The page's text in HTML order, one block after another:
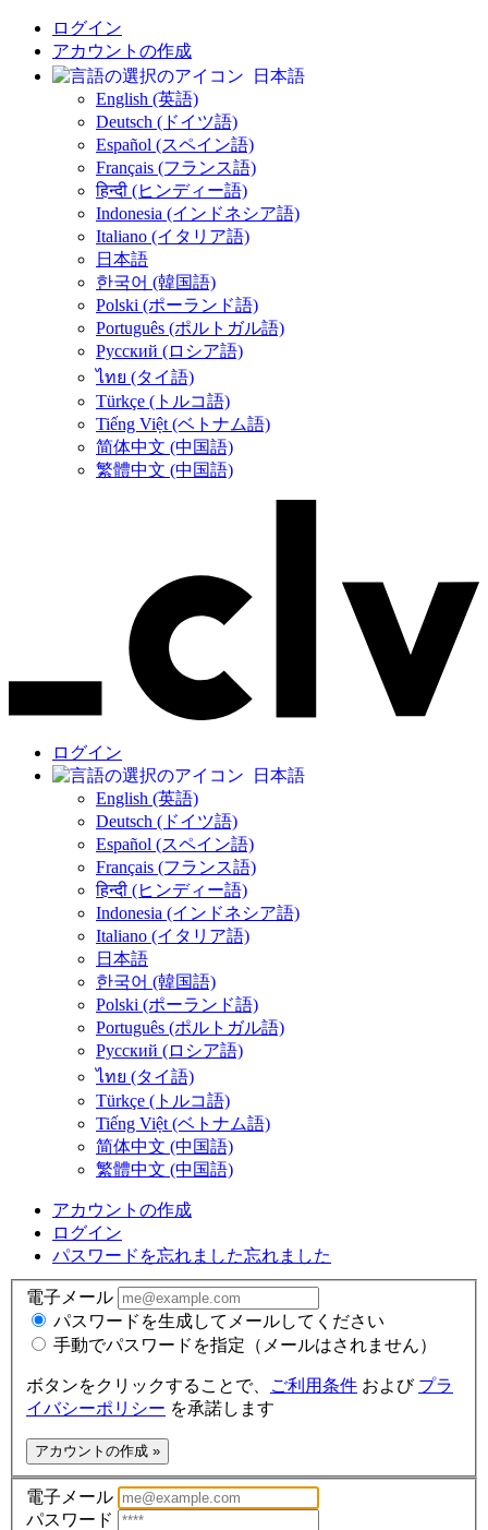
ログイン
アカウントの作成
日本語
English (英語)
Deutsch (ドイツ語)
Español (スペイン語)
Français (フランス語)
हिन्दी (ヒンディー語)
Indonesia (インドネシア語)
Italiano (イタリア語)
日本語
한국어 (韓国語)
Polski (ポーランド語)
Português (ポルトガル語)
Русский (ロシア語)
ไทย (タイ語)
Türkçe (トルコ語)
Tiếng Việt (ベトナム語)
简体中文 (中国語)
繁體中文 (中国語)
ログイン
日本語
English (英語)
Deutsch (ドイツ語)
Español (スペイン語)
Français (フランス語)
हिन्दी (ヒンディー語)
Indonesia (インドネシア語)
Italiano (イタリア語)
日本語
한국어 (韓国語)
Polski (ポーランド語)
Português (ポルトガル語)
Русский (ロシア語)
ไทย (タイ語)
Türkçe (トルコ語)
Tiếng Việt (ベトナム語)
简体中文 (中国語)
繁體中文 (中国語)
アカウントの作成
ログイン
パスワードを忘れました忘れました
電子メール
パスワードを生成してメールしてください
手動でパスワードを指定（メールはされません）
ボタンをクリックすることで、 ご利用条件 および プラ
イバシーポリシー を承諾します
アカウントの作成 »
電子メール
パスワード